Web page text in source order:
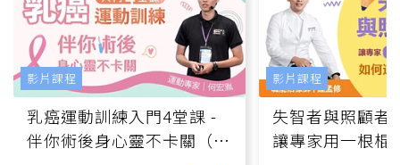
乳癌運動訓練入門4堂課 -
伴你術後身心靈不卡關（線
影片課程
失智者與照顧者
讓專家用一根棍
影片課程